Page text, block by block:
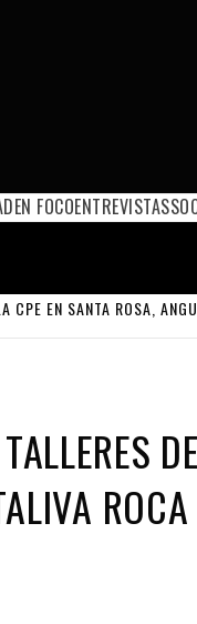
EN FOCOENTREVISTAS
CPE EN SANTA ROSA,
ROCA